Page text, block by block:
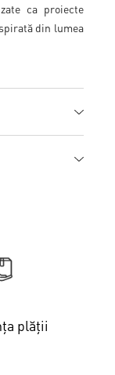
ca proiecte
din lumea
plății